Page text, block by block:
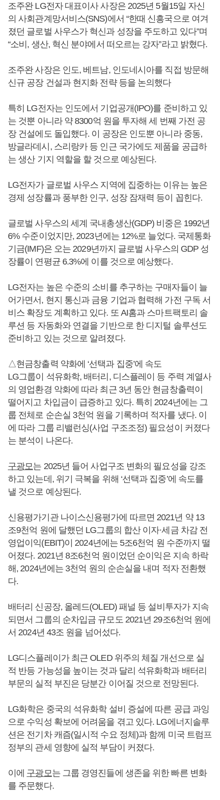
조주완 LG전자 대표이사 사장은 2025년 5월15일 자신
의 사회관계망서비스(SNS)에서 “한때 신흥국으로 여겨
졌던 글로벌 사우스가 혁신과 성장을 주도하고 있다”며
“소비, 생산, 혁신 분야에서 떠오르는 강자”라고 밝혔다.
조주완 사장은 인도, 베트남, 인도네시아를 직접 방문해
신규 공장 건설과 현지화 전략 등을 논의했다
특히 LG전자는 인도에서 기업공개(IPO)를 준비하고 있
는 것뿐 아니라 약 8300억 원을 투자해 세 번째 가전 공
장 건설에도 돌입했다. 이 공장은 인도뿐 아니라 중동,
방글라데시, 스리랑카 등 인근 국가에도 제품을 공급하
는 생산 기지 역할을 할 것으로 예상된다.
LG전자가 글로벌 사우스 지역에 집중하는 이유는 높은
경제 성장률과 풍부한 인구, 성장 잠재력 등이 꼽힌다.
글로벌 사우스의 세계 국내총생산(GDP) 비중은 1992년
6% 수준이었지만, 2023년에는 12%로 늘었다. 국제통화
기금(IMF)은 오는 2029년까지 글로벌 사우스의 GDP 성
장률이 연평균 6.3%에 이를 것으로 예상했다.
LG전자는 높은 수준의 소비를 추구하는 구매자들이 늘
어가면서, 현지 통신과 금융 기업과 협력해 가전 구독 서
비스 확장도 계획하고 있다. 또 AI홈과 스마트팩토리 솔
루션 등 자동화와 연결을 기반으로 한 디지털 솔루션도
준비하고 있는 것으로 알려졌다.
△현금창출력 약화에 ‘선택과 집중’에 속도
LG그룹이 석유화학, 배터리, 디스플레이 등 주력 계열사
의 영업환경 악화에 따라 최근 3년 동안 현금창출력이
떨어지고 차입금이 급증하고 있다. 특히 2024년에는 그
룹 전체로 순손실 3천억 원을 기록하며 적자를 냈다. 이
에 따라 그룹 리밸런싱(사업 구조조정) 필요성이 커졌다
는 분석이 나온다.
구광모는 2025년 들어 사업구조 변화의 필요성을 강조
하고 있는데, 위기 극복을 위해 ‘선택과 집중’에 속도를
낼 것으로 예상된다.
신용평가기관 나이스신용평가에 따르면 2021년 약 13
조9천억 원에 달했던 LG그룹의 합산 이자·세금 차감 전
영업이익(EBIT)이 2024년에는 5조6천억 원 수준까지 떨
어졌다. 2021년 8조6천억 원이었던 순이익은 지속 하락
해, 2024년에는 3천억 원의 순손실을 내며 적자 전환했
다.
배터리 신공장, 올레드(OLED) 패널 등 설비투자가 지속
되면서 그룹의 순차입금 규모도 2021년 29조6천억 원에
서 2024년 43조 원을 넘어섰다.
LG디스플레이가 최근 OLED 위주의 체질 개선으로 실
적 반등 가능성을 높이는 것과 달리 석유화학과 배터리
부문의 실적 부진은 당분간 이어질 것으로 전망된다.
LG화학은 중국의 석유화학 설비 증설에 따른 공급 과잉
으로 수익성 확보에 어려움을 겪고 있다. LG에너지솔루
션은 전기차 캐즘(일시적 수요 정체)과 함께 미국 트럼프
정부의 관세 영향에 실적 부담이 커졌다.
이에 구광모는 그룹 경영진들에 생존을 위한 빠른 변화
를 주문했다.